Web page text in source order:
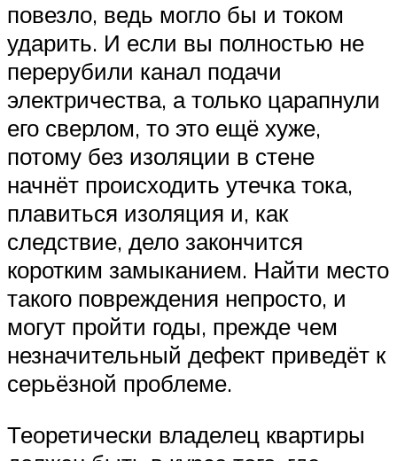
повезло, ведь могло бы и током
ударить. И если вы полностью не
перерубили канал подачи
электричества, а только царапнули
его сверлом, то это ещё хуже,
потому без изоляции в стене
начнёт происходить утечка тока,
плавиться изоляция и, как
следствие, дело закончится
коротким замыканием. Найти место
такого повреждения непросто, и
могут пройти годы, прежде чем
незначительный дефект приведёт к
серьёзной проблеме.
Теоретически владелец квартиры